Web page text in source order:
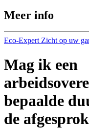
Meer info
Eco-Expert Zicht op uw
Mag ik een
bepaalde
de